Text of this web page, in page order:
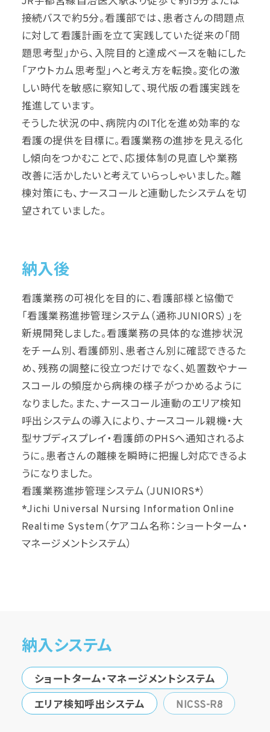
接続バスで約5分。看護部では、患者さんの問題点
に対して看護計画を立て実践していた従来の「問
題思考型」から、入院目的と達成ベースを軸にした
「アウトカム思考型」へと考え方を転換。変化の激
しい時代を敏感に察知して、現代版の看護実践を
推進しています。
そうした状況の中、病院内のIT化を進め効率的な
看護の提供を目標に。看護業務の進捗を見える化
し傾向をつかむことで、応援体制の見直しや業務
改善に活かしたいと考えていらっしゃいました。離
棟対策にも、ナースコールと連動したシステムを切
望されていました。
納入後
看護業務の可視化を目的に、看護部様と協働で
「看護業務進捗管理システム（通称JUNIORS）」を
新規開発しました。看護業務の具体的な進捗状況
をチーム別、看護師別、患者さん別に確認できるた
め、残務の調整に役立つだけでなく、処置数やナー
スコールの頻度から病棟の様子がつかめるように
なりました。また、ナースコール連動のエリア検知
呼出システムの導入により、ナースコール親機・大
型サブディスプレイ・看護師のPHSへ通知されるよ
うに。患者さんの離棟を瞬時に把握し対応できるよ
うになりました。
看護業務進捗管理システム（JUNIORS*）
*Jichi Universal Nursing Information Online
Realtime System（ケアコム名称：ショートターム・
マネージメントシステム）
納入システム
ショートターム・マネージメントシステム
エリア検知呼出システム
NICSS-R8